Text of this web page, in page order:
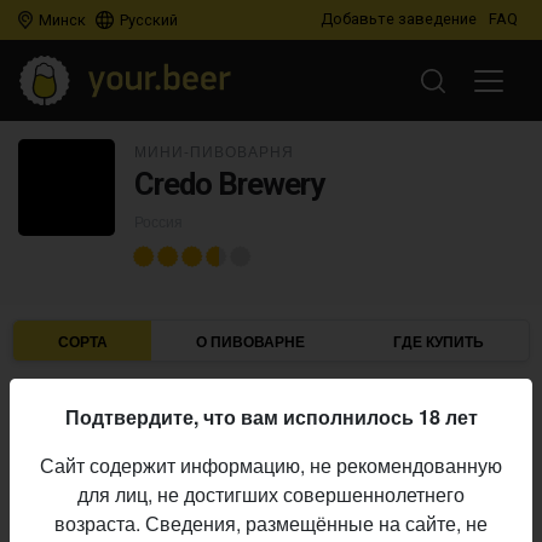
Минск Русский Добавьте заведение FAQ
Credo Brewery
СОРТА О ПИВОВАРНЕ ГДЕ КУПИТЬ
ABV ДАТА В ПРОДАЖЕ
CREDO BREWERY
Snatch
Подтвердите, что вам исполнилось 18 лет
Сайт содержит информацию, не рекомендованную
для лиц, не достигших совершеннолетнего
возраста. Сведения, размещённые на сайте, не